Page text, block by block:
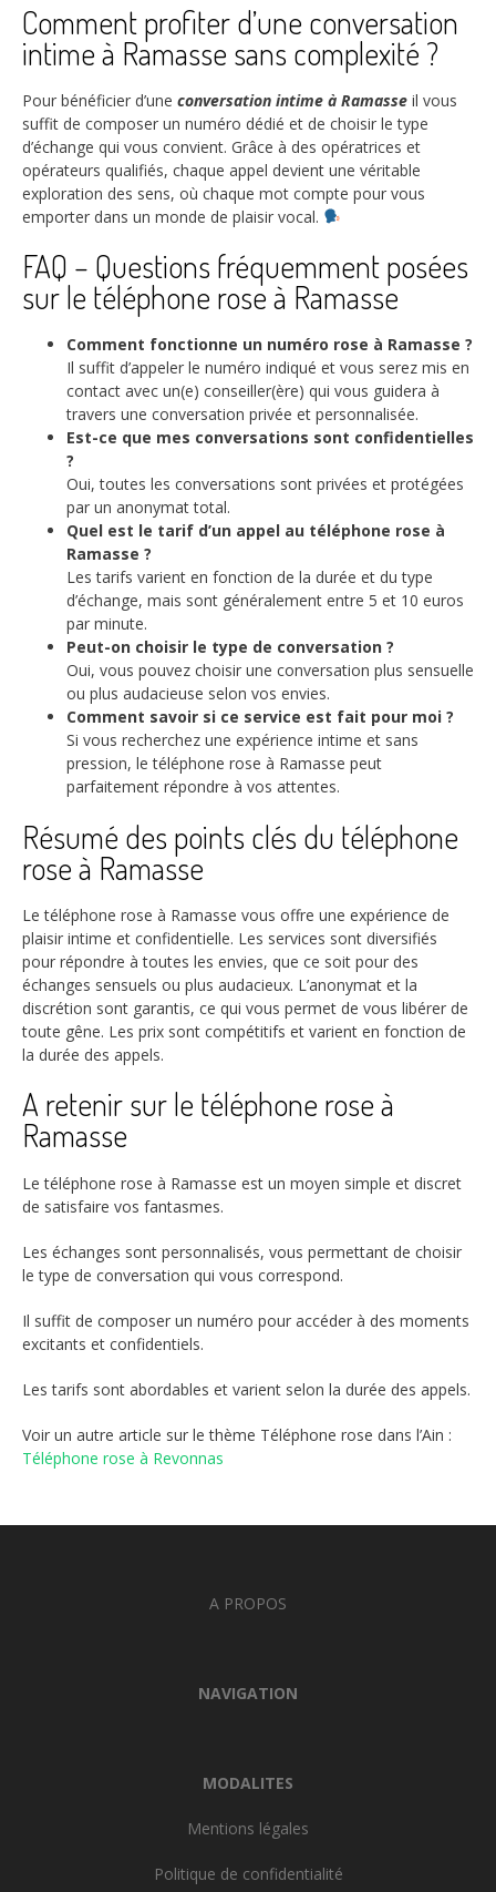
Comment profiter d’une conversation
intime à Ramasse sans complexité ?
Pour bénéficier d’une conversation intime à Ramasse il vous
suffit de composer un numéro dédié et de choisir le type
d’échange qui vous convient. Grâce à des opératrices et
opérateurs qualifiés, chaque appel devient une véritable
exploration des sens, où chaque mot compte pour vous
emporter dans un monde de plaisir vocal.
FAQ – Questions fréquemment posées
sur le téléphone rose à Ramasse
Comment fonctionne un numéro rose à Ramasse ?
Il suffit d’appeler le numéro indiqué et vous serez mis en
contact avec un(e) conseiller(ère) qui vous guidera à
travers une conversation privée et personnalisée.
Est-ce que mes conversations sont confidentielles
?
Oui, toutes les conversations sont privées et protégées
par un anonymat total.
Quel est le tarif d’un appel au téléphone rose à
Ramasse ?
Les tarifs varient en fonction de la durée et du type
d’échange, mais sont généralement entre 5 et 10 euros
par minute.
Peut-on choisir le type de conversation ?
Oui, vous pouvez choisir une conversation plus sensuelle
ou plus audacieuse selon vos envies.
Comment savoir si ce service est fait pour moi ?
Si vous recherchez une expérience intime et sans
pression, le téléphone rose à Ramasse peut
parfaitement répondre à vos attentes.
Résumé des points clés du téléphone
rose à Ramasse
Le téléphone rose à Ramasse vous offre une expérience de
plaisir intime et confidentielle. Les services sont diversifiés
pour répondre à toutes les envies, que ce soit pour des
échanges sensuels ou plus audacieux. L’anonymat et la
discrétion sont garantis, ce qui vous permet de vous libérer de
toute gêne. Les prix sont compétitifs et varient en fonction de
la durée des appels.
A retenir sur le téléphone rose à
Ramasse
Le téléphone rose à Ramasse est un moyen simple et discret
de satisfaire vos fantasmes.
Les échanges sont personnalisés, vous permettant de choisir
le type de conversation qui vous correspond.
Il suffit de composer un numéro pour accéder à des moments
excitants et confidentiels.
Les tarifs sont abordables et varient selon la durée des appels.
Voir un autre article sur le thème Téléphone rose dans l’Ain :
Téléphone rose à Revonnas
A PROPOS
NAVIGATION
MODALITES
Mentions légales
Politique de confidentialité